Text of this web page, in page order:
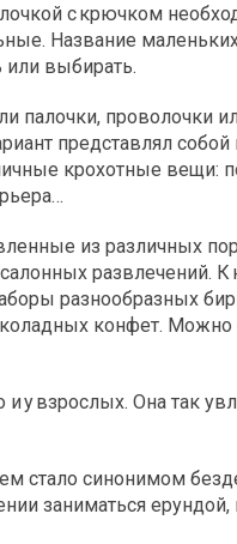
с крючком
Название
или выбирать.
палочки, проволочки
представлял
крохотные вещи:
из различных
развлечений. К
разнообразных
конфет. Можно
у взрослых. Она так
стало синонимом
заниматься